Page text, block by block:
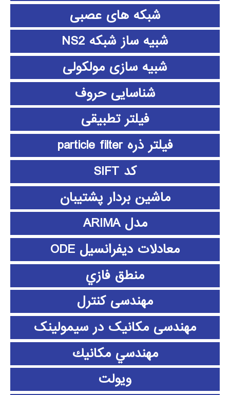
شبکه های عصبی
شبیه ساز شبکه NS2
شبیه سازی مولکولی
شناسایی حروف
فیلتر تطبیقی
فیلتر ذره particle filter
کد SIFT
ماشین بردار پشتیبان
مدل ARIMA
معادلات دیفرانسیل ODE
منطق فازي
مهندسی کنترل
مهندسی مکانیک در سیمولینک
مهندسي مكانيك
ویولت